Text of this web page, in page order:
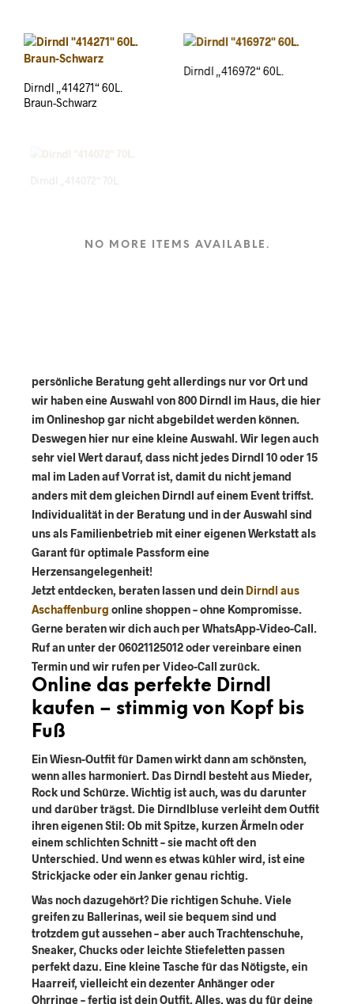
Dirndl „414271“ 60L.
Braun-Schwarz
Dirndl „416972“ 60L.
Dirndl „414072“ 70L.
NO MORE ITEMS AVAILABLE.
persönliche Beratung geht allerdings nur vor Ort und
wir haben eine Auswahl von 800 Dirndl im Haus, die hier
im Onlineshop gar nicht abgebildet werden können.
Deswegen hier nur eine kleine Auswahl. Wir legen auch
sehr viel Wert darauf, dass nicht jedes Dirndl 10 oder 15
mal im Laden auf Vorrat ist, damit du nicht jemand
anders mit dem gleichen Dirndl auf einem Event triffst.
Individualität in der Beratung und in der Auswahl sind
uns als Familienbetrieb mit einer eigenen Werkstatt als
Garant für optimale Passform eine
Herzensangelegenheit!
Jetzt entdecken, beraten lassen und dein Dirndl aus
Aschaffenburg online shoppen – ohne Kompromisse.
Gerne beraten wir dich auch per WhatsApp-Video-Call.
Ruf an unter der 06021125012 oder vereinbare einen
Termin und wir rufen per Video-Call zurück.
Online das perfekte Dirndl
kaufen – stimmig von Kopf bis
Fuß
Ein Wiesn-Outfit für Damen wirkt dann am schönsten,
wennalles harmoniert. Das Dirndl besteht aus Mieder,
Rock und Schürze. Wichtig ist auch, was du darunter
und darüber trägst. Die Dirndlbluseverleiht dem Outfit
ihren eigenen Stil: Ob mit Spitze, kurzen Ärmeln oder
einem schlichten Schnitt – sie macht oft den
Unterschied. Und wenn es etwas kühler wird, ist eine
Strickjacke oder ein Janker genau richtig.
Was noch dazugehört? Die richtigen Schuhe. Viele
greifen zu Ballerinas, weil sie bequem sind und
trotzdem gut aussehen – aber auch Trachtenschuhe,
Sneaker, Chucks oder leichte Stiefeletten passen
perfekt dazu. Eine kleine Tasche für das Nötigste, ein
Haarreif, vielleicht eindezenter Anhänger oder
Ohrringe– fertig ist dein Outfit. Alles, was du für deine